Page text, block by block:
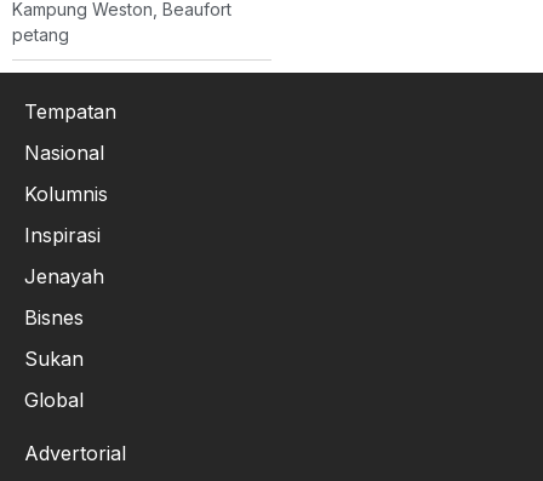
Kampung Weston, Beaufort
petang
Tempatan
Nasional
Kolumnis
Inspirasi
Jenayah
Bisnes
Sukan
Global
Advertorial